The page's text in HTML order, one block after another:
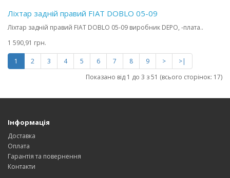
Ліхтар задній правий FIAT DOBLO 05-09
Ліхтар задній правий FIAT DOBLO 05-09 виробник DEPO, -плата..
1 590,91 грн.
1 2 3 4 5 6 7 8 9 >
>|
Показано від 1 до 3 з 51 (всього сторінок: 17)
Інформація
Доставка
Оплата
Гарантія та повернення
Контакти